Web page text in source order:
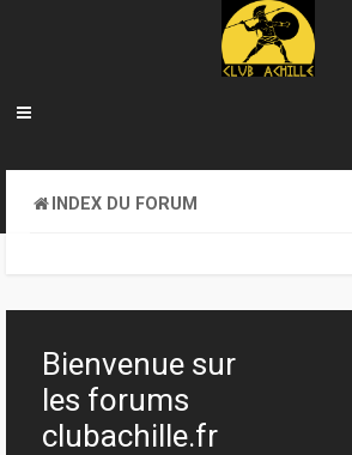
INDEX DU FORUM
Bienvenue sur
les forums
clubachille.fr